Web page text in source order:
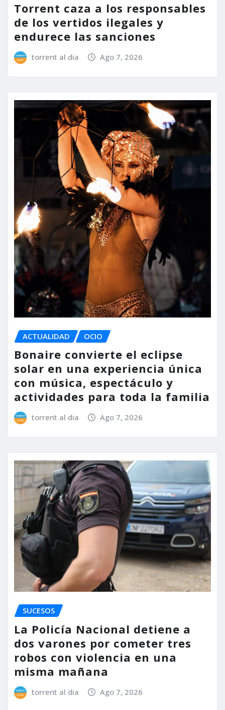
Torrent caza a los responsables
de los vertidos ilegales y
endurece las sanciones
torrent al dia Ago 7, 2026
ACTUALIDAD OCIO
Bonaire convierte el eclipse
solar en una experiencia única
con música, espectáculo y
actividades para toda la familia
torrent al dia Ago 7, 2026
SUCESOS
La Policía Nacional detiene a
dos varones por cometer tres
robos con violencia en una
misma mañana
torrent al dia Ago 7, 2026